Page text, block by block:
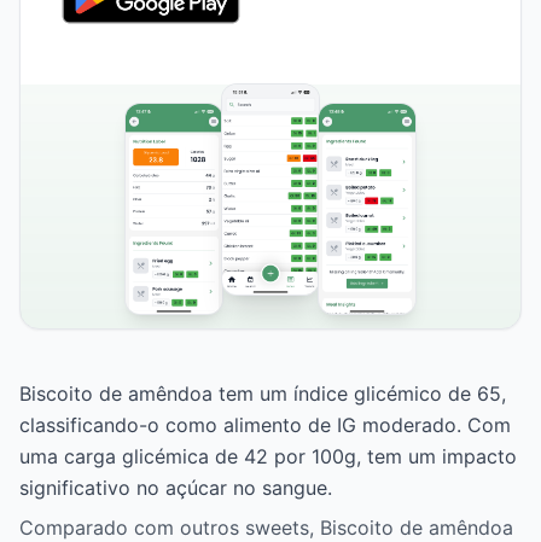
Biscoito de amêndoa tem um índice glicémico de 65,
classificando-o como alimento de IG moderado. Com
uma carga glicémica de 42 por 100g, tem um impacto
significativo no açúcar no sangue.
Comparado com outros sweets, Biscoito de amêndoa